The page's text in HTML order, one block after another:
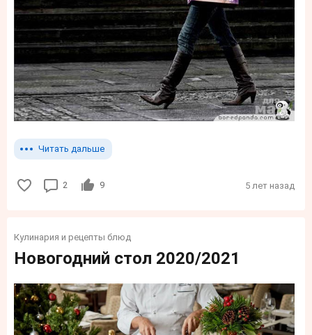
Читать дальше
2 9 5 лет назад
Кулинария и рецепты блюд
Новогодний стол 2020/2021